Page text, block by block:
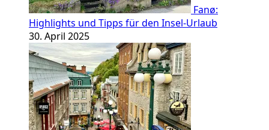
Fanø:
Highlights und Tipps für den Insel-Urlaub
30. April 2025